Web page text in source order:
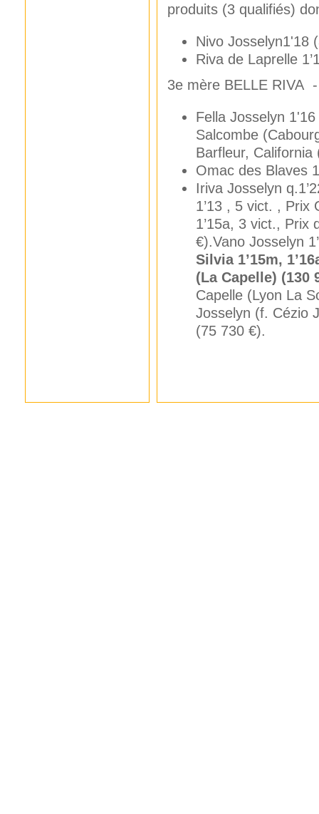
produits (3 qualifiés)
Nivo Josselyn1'18
Riva de Laprelle
3e mère BELLE RIVA
Fella Josselyn
Salcombe
Barfleur, California
Omac des Blaves
Iriva Josselyn
1’13 , 5 vict. , Prix
1’15a, 3 vict., Prix
€).Vano Josselyn
Silvia 1’15m,
(La Capelle) (130
Capelle (Lyon La
Josselyn (f. Cézio
(75 730 €).